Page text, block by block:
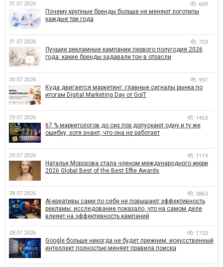
31.07.2026 669
Почему крупные бренды больше не меняют логотипы
каждые три года
31.07.2026 753
Лучшие рекламные кампании первого полугодия 2026
года: какие бренды задавали тон в отрасли
30.07.2026 997
Куда двигается маркетинг: главные сигналы рынка по
итогам Digital Marketing Day от GoIT
29.07.2026 1453
67 % маркетологов до сих пор допускают одну и ту же
ошибку, хотя знают, что она не работает
29.07.2026 1119
Наталья Морозова стала членом международного жюри
2026 Global Best of the Best Effie Awards
28.07.2026 3863
AI-креативы сами по себе не повышают эффективность
рекламы: исследование показало, что на самом деле
влияет на эффективность кампаний
28.07.2026 1753
Google больше никогда не будет прежним: искусственный
интеллект полностью меняет правила поиска